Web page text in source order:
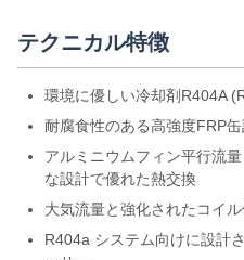
テクニカル特徴
環境に優しい冷却剤R404A
耐腐食性のある高強度FRP
アルミニウムフィン平行流
な設計で優れた熱交換
大気流量と強化されたコイ
R404a システム向けに設計